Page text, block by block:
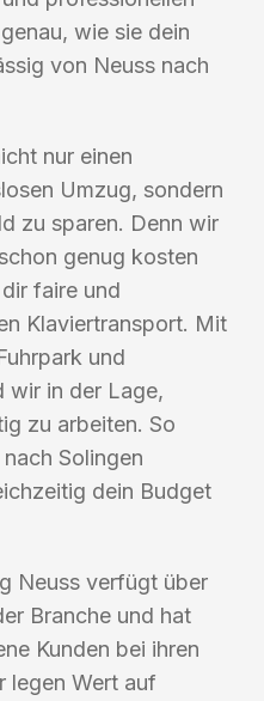
wie sie dein
von Neuss nach
nur einen
Umzug, sondern
zu sparen. Denn wir
genug kosten
faire und
Klaviertransport. Mit
und
wir in der Lage,
zu arbeiten. So
Solingen
dein Budget
Neuss verfügt über
Branche und hat
Kunden bei ihren
legen Wert auf